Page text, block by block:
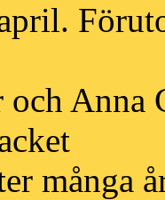
Anna
många